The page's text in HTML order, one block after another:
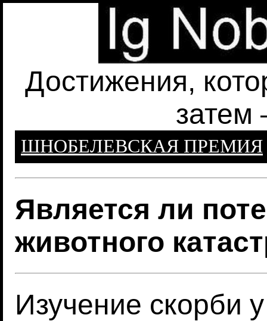
Достижения,
затем
ШНОБЕЛЕВСКАЯ ПРЕМИЯ
Является ли
животного
Изучение скорби